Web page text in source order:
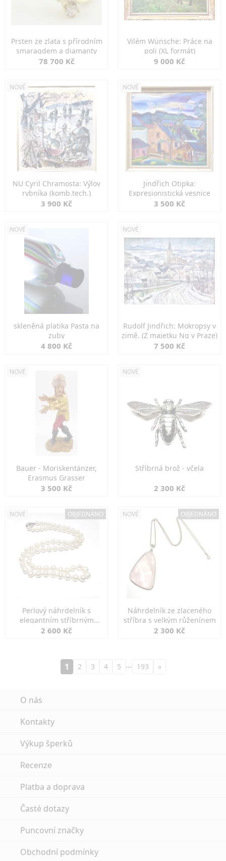
Prsten ze zlata s přírodním
smaragdem a diamanty
78 700 Kč
Vilém Wünsche: Práce na
poli (XL formát)
9 000 Kč
NOVÉ
NU Cyril Chramosta: Výlov
rybníka (komb.tech.)
3 900 Kč
NOVÉ
Jindřich Otipka:
Expresionistická vesnice
3 500 Kč
NOVÉ
skleněná platika Pasta na
zuby
4 800 Kč
NOVÉ
Rudolf Jindřich: Mokropsy v
zimě. (Z majetku Ng v Praze)
7 500 Kč
NOVÉ
Bauer - Moriskentänzer,
Erasmus Grasser
3 500 Kč
NOVÉ
Stříbrná brož - včela
2 300 Kč
NOVÉ OBJEDNÁNO
Perlový náhrdelník s
elegantním stříbrným
zapínáním
2 600 Kč
NOVÉ OBJEDNÁNO
Náhrdelník ze zlaceného
stříbra s velkým růženínem
2 300 Kč
1 2 3 4 5 … 193 »
O nás
Kontakty
Výkup šperků
Recenze
Platba a doprava
Časté dotazy
Puncovní značky
Obchodní podmínky